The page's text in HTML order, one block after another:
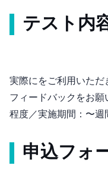
テスト内
実際にOmboをご利用い
フィードバックをお願
程度／実施期間：2〜3週
申込フォ